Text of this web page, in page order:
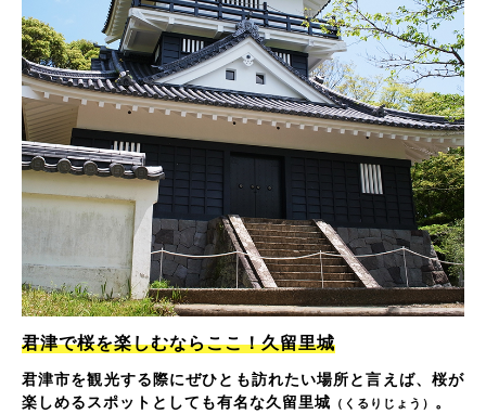
君津で桜を楽しむならここ！久留里城
君津市を観光する際にぜひとも訪れたい場所と言えば、桜が
楽しめるスポットとしても有名な久留里城 （くるりじょう） 。